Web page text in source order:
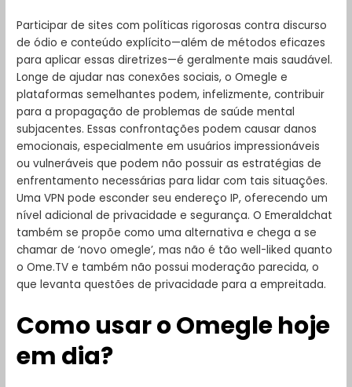
Participar de sites com políticas rigorosas contra discurso
de ódio e conteúdo explícito—além de métodos eficazes
para aplicar essas diretrizes—é geralmente mais saudável.
Longe de ajudar nas conexões sociais, o Omegle e
plataformas semelhantes podem, infelizmente, contribuir
para a propagação de problemas de saúde mental
subjacentes. Essas confrontações podem causar danos
emocionais, especialmente em usuários impressionáveis
ou vulneráveis que podem não possuir as estratégias de
enfrentamento necessárias para lidar com tais situações.
Uma VPN pode esconder seu endereço IP, oferecendo um
nível adicional de privacidade e segurança. O Emeraldchat
também se propõe como uma alternativa e chega a se
chamar de ‘novo omegle’, mas não é tão well-liked quanto
o Ome.TV e também não possui moderação parecida, o
que levanta questões de privacidade para a empreitada.
Como usar o Omegle hoje
em dia?